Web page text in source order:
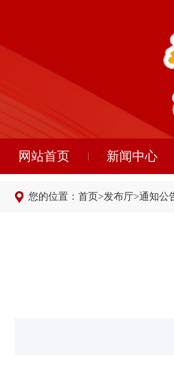
网站首页 新闻中心
您的位置： 首页>发布厅>通知公